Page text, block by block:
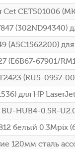
CET501006
(302ND94340)
(A5C1562200)
(E6B67-67901/
(RU5-0957-
для HP
BU-HUB4-0.5R-
белый 0.3Mpix
120мм сталь